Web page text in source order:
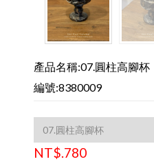
產品名稱:07.圓柱高腳杯
編號:8380009
NT$.780